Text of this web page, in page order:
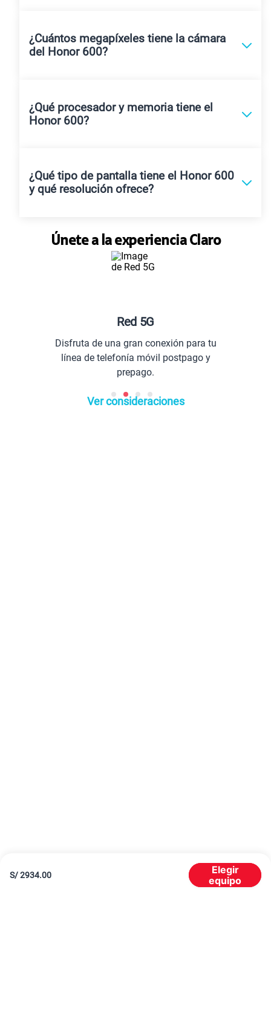
¿Cuántos megapíxeles tiene la cámara
del Honor 600?
¿Qué procesador y memoria tiene el
Honor 600?
¿Qué tipo de pantalla tiene el Honor 600
y qué resolución ofrece?
Únete a la experiencia Claro
Red 5G
Disfruta de una gran conexión para tu
línea de telefonía móvil postpago y
prepago.
Ver consideraciones
S/2934.00
Elegir
equipo